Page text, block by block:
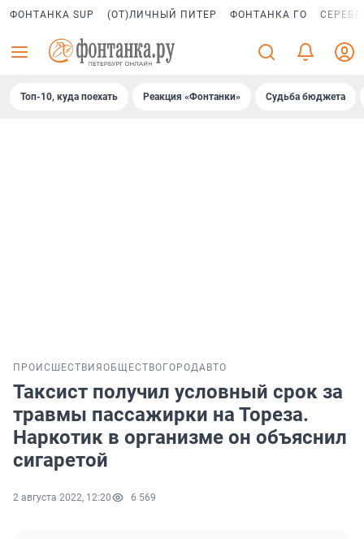
ФОНТАНКА SUP (ОТ)ЛИЧНЫЙ ПИТЕР ФОНТАНКА ГО
Топ-10, куда поехать Реакция «Фонтанки» Судьба бюджета
ПРОИСШЕСТВИЯ ОБЩЕСТВО ГОРОДАВТО
Таксист получил условный срок за
травмы пассажирки на Тореза.
Наркотик в организме он объяснил
сигаретой
2 августа 2022, 12:20 6 569